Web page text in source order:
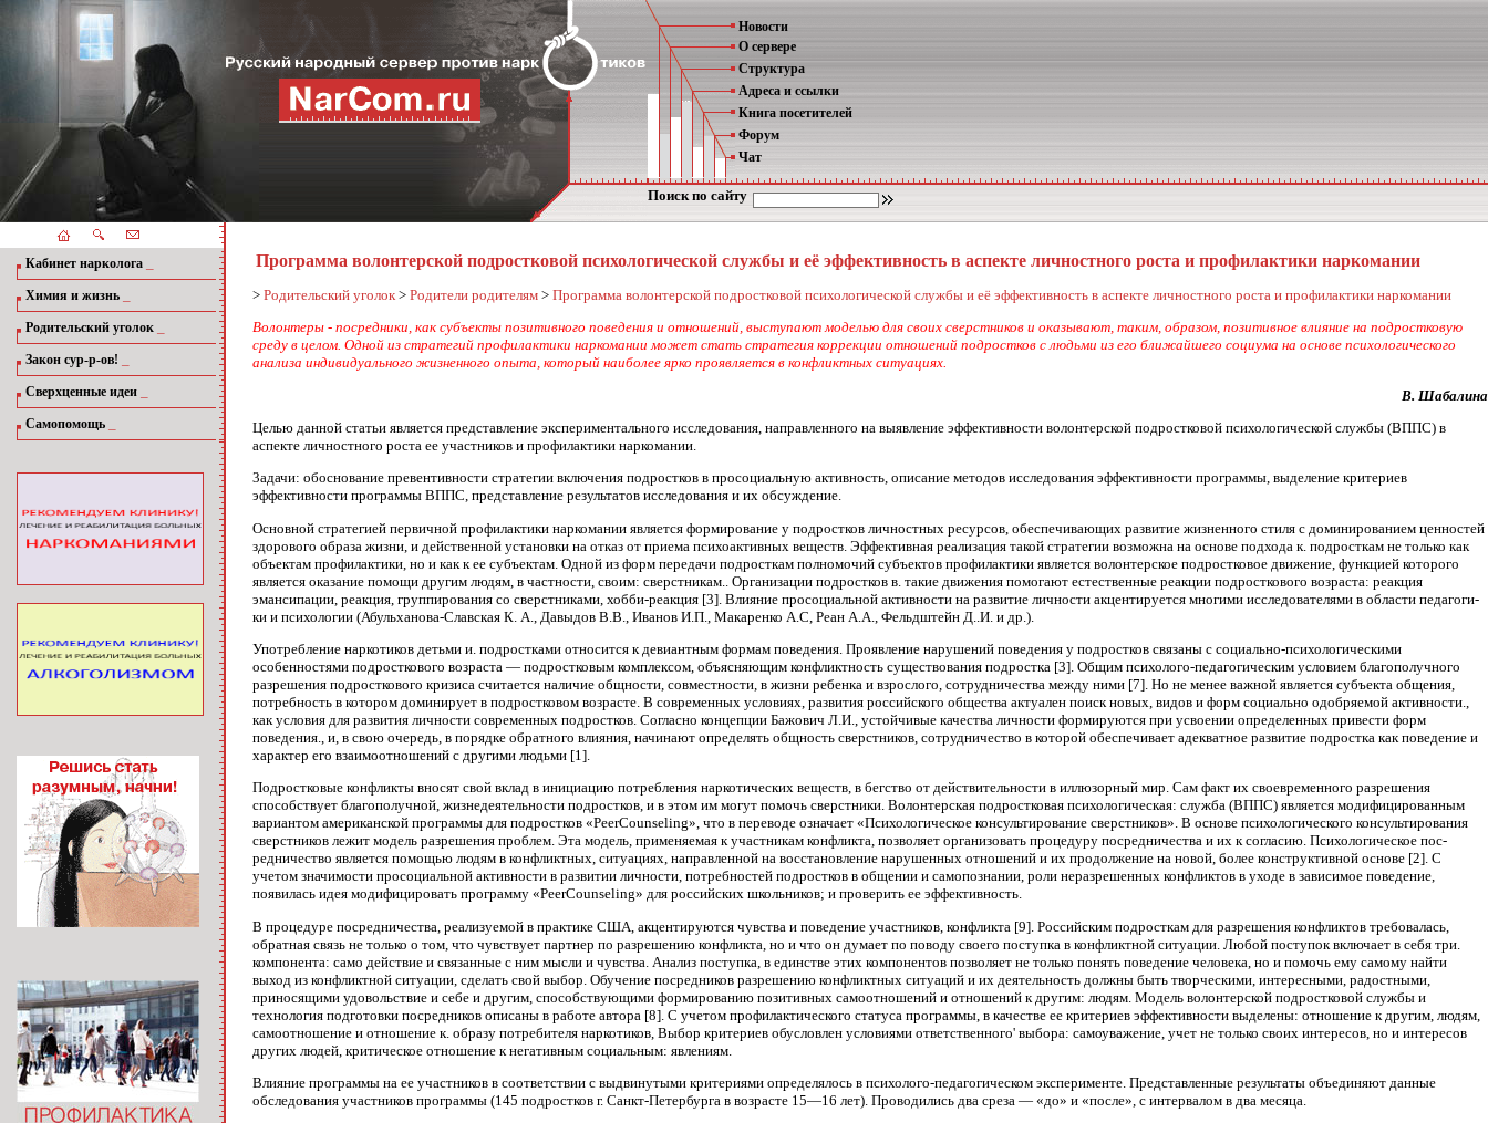
Новости
О сервере
Структура
Адреса и ссылки
Книга посетителей
Форум
Чат
Поиск по сайту
Кабинет нарколога
Химия и жизнь
Родительский уголок
Закон сур-р-ов!
Сверхценные идеи
Самопомощь
Программа волонтерской подростковой психологической службы и её эффективность в аспекте личностного роста и профилактики наркомании
> Родительский уголок> Родители родителям > Программа волонтерской подростковой психологической службы и её эффективность в аспекте личностного роста и профилактики наркомании
Во­лонтеры - посредники, как субъекты позитив­ного поведения и отношений, выступают моде­лью для своих сверстников и оказывают, таким, образом, позитивное влияние на подростковую
среду в целом. Одной из стратегий профилакти­ки наркомании может стать стратегия коррек­ции отношений подростков с людьми из его бли­жайшего социума на основе психологического
анализа индивидуального жизненного опыта, который наиболее ярко проявляется в конфлик­тных ситуациях.
В. Шабалина
Целью данной статьи является представле­ние экспериментального исследования, направ­ленного на выявление эффективности волон­терской подростковой психологической служ­бы (ВППС) в
аспекте личностного роста ее учас­тников и профилактики наркомании.
3адачи: обоснование превентивности стра­тегии включения подростков в просоциальную активность, описание методов исследования эф­фективности программы, выделение критериев
эффективности программы ВППС, представле­ние результатов исследования и их обсуждение.
Основной стратегией первичной профилак­тики наркомании является формирование у подростков личностных ресурсов, обеспечиваю­щих развитие жизненного стиля с доминирова­нием ценностей
здорового образа жизни, и дейс­твенной установки на отказ от приема психоак­тивных веществ. Эффективная реализация та­кой стратегии возможна на основе подхода к. подросткам не только как
объектам профилак­тики, но и как к ее субъектам. Одной из форм передачи подросткам полномочий субъектов профилактики является волонтерское подрост­ковое движение, функцией которого
является оказание помощи другим людям, в частности, своим: сверстникам.. Организации подростков в. такие движения помогают естественные реак­ции подросткового возраста: реакция
эмансипа­ции, реакция, группирования со сверстниками, хобби-реакция [3]. Влияние просоциальной ак­тивности на развитие личности акцентируется многими исследователями в области педагоги­
ки и психологии (Абульханова-Славская К. А., Давыдов В.В., Иванов И.П., Макаренко А.С, Реан А.А., Фельдштейн Д..И. и др.).
Употребление наркотиков детьми и. подрос­тками относится к девиантным формам поведе­ния. Проявление нарушений поведения у под­ростков связаны с социально-психологически­ми
особенностями подросткового возраста — подростковым комплексом, объясняющим кон­фликтность существования подростка [3]. Об­щим психолого-педагогическим условием бла­гополучного
разрешения подросткового кризи­са считается наличие общности, совместности, в жизни ребенка и взрослого, сотрудничества между ними [7]. Но не менее важной является субъекта общения,
потребность в кото­ром доминирует в подростковом возрасте. В сов­ременных условиях, развития российского об­щества актуален поиск новых, видов и форм со­циально одобряемой активности.,
как условия для развития личности современных подрост­ков. Согласно концепции Бажович Л.И., устой­чивые качества личности формируются при ус­воении определенных привести форм
поведения., и, в свою очередь, в порядке обратного влияния, на­чинают определять общность сверстников, сотрудничество в кото­рой обеспечивает адекватное развитие подрост­ка как поведение и
характер его взаимоотношений с другими людьми [1].
Подростковые конфликты вносят свой вклад в инициацию потребления наркотичес­ких веществ, в бегство от действительности в иллюзорный мир. Сам факт их своевременного разрешения
способствует благополучной, жиз­недеятельности подростков, и в этом им могут помочь сверстники. Волонтерская подростковая психологическая: служба (ВППС) является модифицированным
вариантом американской программы для подростков «PeerCounseling», что в переводе означает «Психологическое консультирование сверстников». В основе психологического консультирования
сверстников ле­жит модель разрешения проблем. Эта модель, применяемая к участникам конфликта, позво­ляет организовать процедуру посредничества и их к согласию. Психологическое пос­
редничество является помощью людям в конф­ликтных, ситуациях, направленной на восста­новление нарушенных отношений и их продол­жение на новой, более конструктивной основе [2]. С
учетом значимости просоциальной актив­ности в развитии личности, потребностей под­ростков в общении и самопознании, роли нераз­решенных конфликтов в уходе в зависимое по­ведение,
появилась идея модифицировать программу «PeerCounseling» для российских школьников; и проверить ее эффективность.
В процедуре посредничества, реализуемой в практике США, акцентируются чувства и поведение участников, конфликта [9]. Российским подросткам для разрешения конфликтов требовалась,
обратная связь не только о том, что чувс­твует партнер по разрешению конфликта, но и что он думает по поводу своего поступка в конф­ликтной ситуации. Любой поступок включает в себя три.
компонента: само действие и связан­ные с ним мысли и чувства. Анализ поступка, в единстве этих компонентов позволяет не только понять поведение человека, но и помочь ему самому найти
выход из конфликтной ситуации, сделать свой выбор. Обучение посредников разрешению конфликтных ситуаций и их деятель­ность должны быть творческими, интересны­ми, радостными,
приносящими удовольствие и себе и другим, способствующими формирова­нию позитивных самоотношений и отношений к другим: людям. Модель волонтерской подрост­ковой службы и
технология подготовки посред­ников описаны в работе автора [8]. С учетом профилактического статуса программы, в ка­честве ее критериев эффективности выделены: отношение к другим, людям,
самоотношение и отношение к. образу потребителя наркотиков, Выбор критериев обусловлен условиями ответс­твенного' выбора: самоуважение, учет не только своих интересов, но и интересов
других людей, критическое отношение к негативным социаль­ным: явлениям.
Влияние программы на ее участников в со­ответствии с выдвинутыми критериями опреде­лялось в психолого-педагогическом экспери­менте. Представленные результаты объединя­ют данные
обследования участников програм­мы (145 подростков г. Санкт-Петербурга в воз­расте 15—16 лет). Проводились два среза — «до» и «после», с интервалом в два месяца.